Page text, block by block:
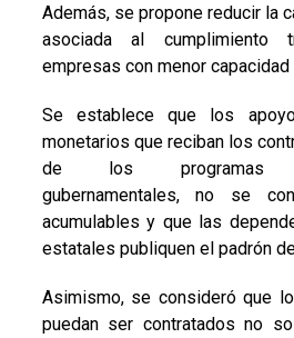
Además, se propone reducir la
asociada al cumplimiento
empresas con menor
Se establece que los
monetarios que reciban los
de los programas
gubernamentales, no se
acumulables y que las
estatales publiquen el padrón
Asimismo, se consideró que
puedan ser contratados no